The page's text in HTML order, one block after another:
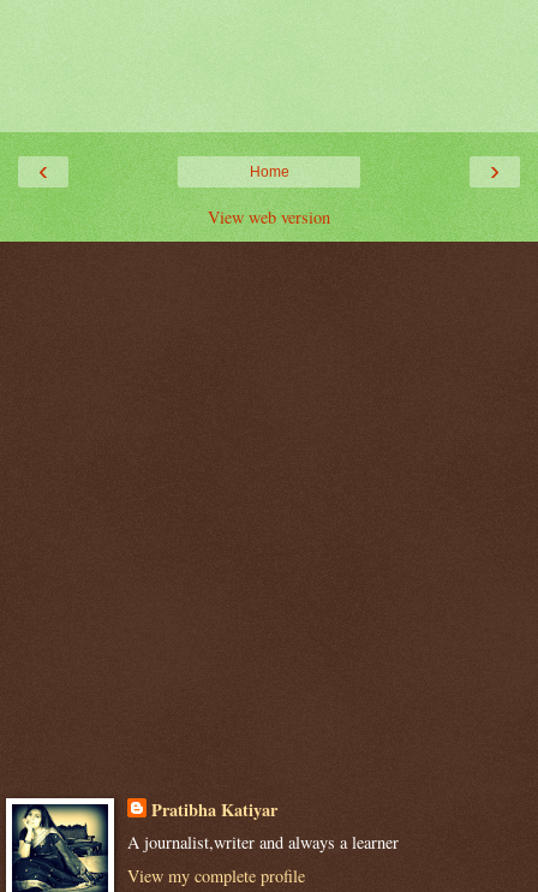
‹ ›
Home
View web version
Pratibha Katiyar
A journalist,writer and always a learner
View my complete profile